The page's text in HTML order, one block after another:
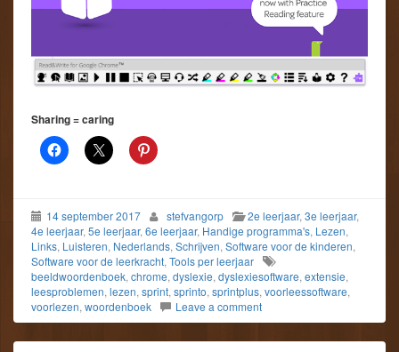
Sharing = caring
14 september 2017 stefvangorp 2e leerjaar, 3e leerjaar,
4e leerjaar, 5e leerjaar, 6e leerjaar, Handige programma's, Lezen,
Links, Luisteren, Nederlands, Schrijven, Software voor de kinderen,
Software voor de leerkracht, Tools per leerjaar
beeldwoordenboek, chrome, dyslexie, dyslexiesoftware, extensie,
leesproblemen, lezen, sprint, sprinto, sprintplus, voorleessoftware,
voorlezen, woordenboek Leave a comment